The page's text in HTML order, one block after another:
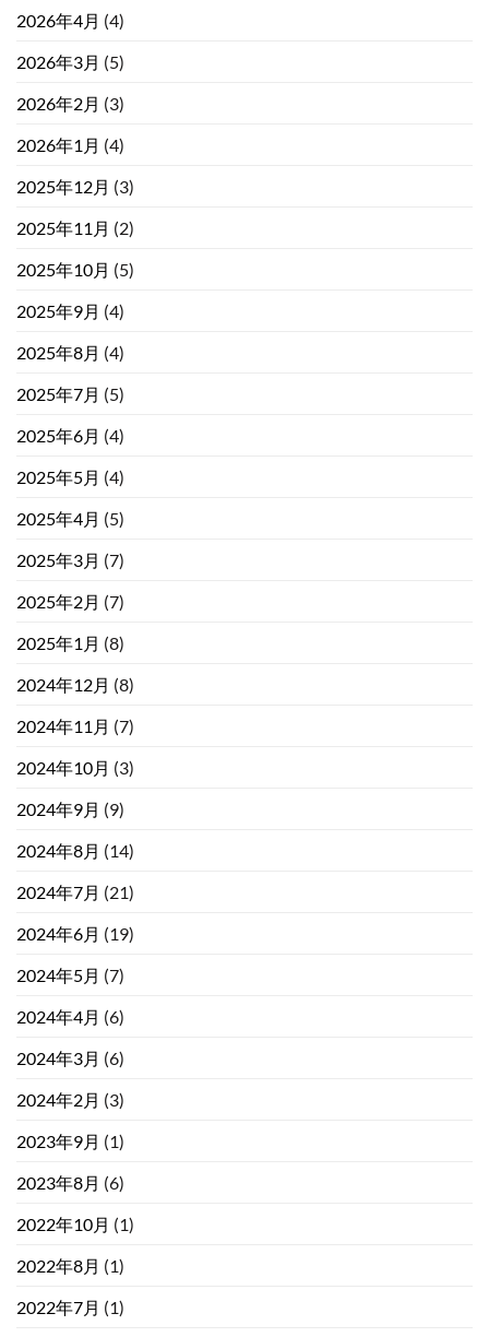
2026年4月 (4)
2026年3月 (5)
2026年2月 (3)
2026年1月 (4)
2025年12月 (3)
2025年11月 (2)
2025年10月 (5)
2025年9月 (4)
2025年8月 (4)
2025年7月 (5)
2025年6月 (4)
2025年5月 (4)
2025年4月 (5)
2025年3月 (7)
2025年2月 (7)
2025年1月 (8)
2024年12月 (8)
2024年11月 (7)
2024年10月 (3)
2024年9月 (9)
2024年8月 (14)
2024年7月 (21)
2024年6月 (19)
2024年5月 (7)
2024年4月 (6)
2024年3月 (6)
2024年2月 (3)
2023年9月 (1)
2023年8月 (6)
2022年10月 (1)
2022年8月 (1)
2022年7月 (1)